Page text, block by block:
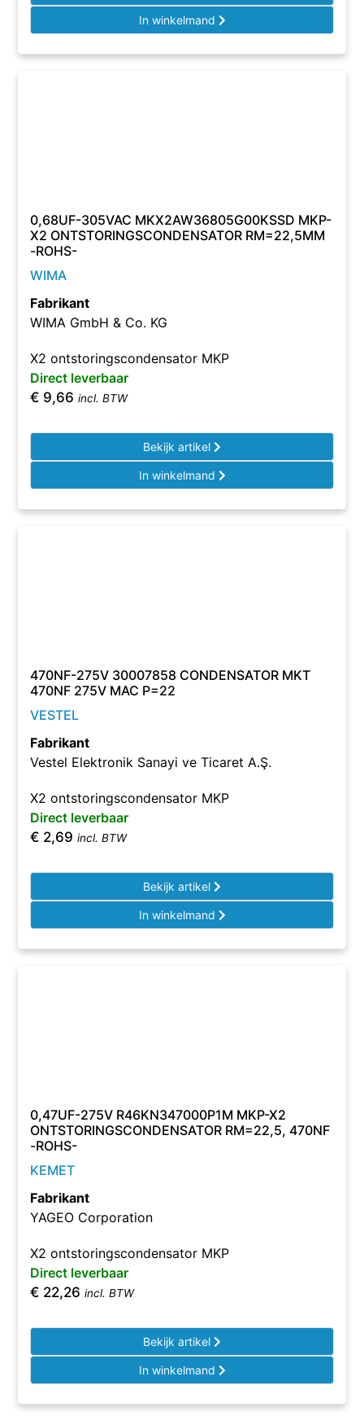
In winkelmand
0,68UF-305VAC MKX2AW36805G00KSSD MKP-
X2 ONTSTORINGSCONDENSATOR RM=22,5MM
-ROHS-
WIMA
Fabrikant
WIMA GmbH & Co. KG
X2 ontstoringscondensator MKP
Direct leverbaar
€ 9,66 incl. BTW
Bekijk artikel
In winkelmand
470NF-275V 30007858 CONDENSATOR MKT
470NF 275V MAC P=22
VESTEL
Fabrikant
Vestel Elektronik Sanayi ve Ticaret A.Ş.
X2 ontstoringscondensator MKP
Direct leverbaar
€ 2,69 incl. BTW
Bekijk artikel
In winkelmand
0,47UF-275V R46KN347000P1M MKP-X2
ONTSTORINGSCONDENSATOR RM=22,5, 470NF
-ROHS-
KEMET
Fabrikant
YAGEO Corporation
X2 ontstoringscondensator MKP
Direct leverbaar
€ 22,26 incl. BTW
Bekijk artikel
In winkelmand